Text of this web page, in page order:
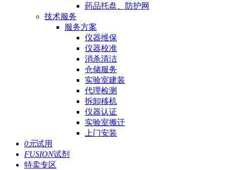
药品托盘、防护网
技术服务
服务方案
仪器维保
仪器校准
消杀清洁
仓储服务
实验室建装
代理检测
拆卸移机
仪器认证
实验室搬迁
上门安装
0元试用
FUSION试剂
特卖专区